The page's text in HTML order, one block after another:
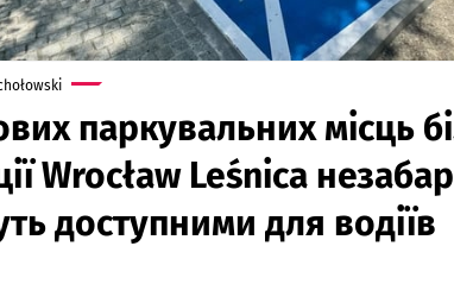
паркувальних місць
Wrocław Leśnica
доступними для водіїв